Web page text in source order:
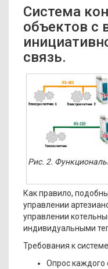
Система
объектов с
связь.
Рис. 2.
Как правило,
управлении
управлении
индивидуальными
Требования к
Опрос каждого